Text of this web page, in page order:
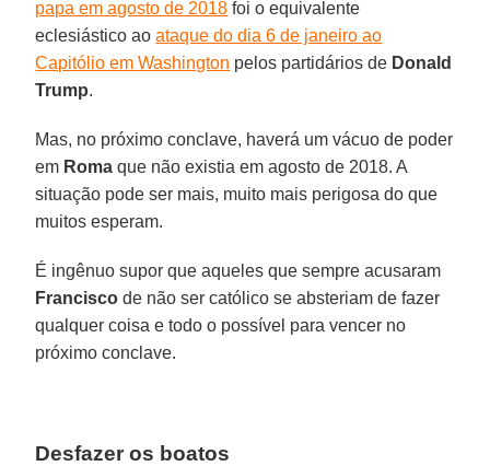
papa em agosto de 2018 foi o equivalente
eclesiástico aoataque do dia 6 de janeiro ao
Capitólio em Washington pelos partidários de Donald
Trump.
Mas, no próximo conclave, haverá um vácuo de poder
em Roma que não existia em agosto de 2018. A
situação pode ser mais, muito mais perigosa do que
muitos esperam.
É ingênuo supor que aqueles que sempre acusaram
Francisco de não ser católico se absteriam de fazer
qualquer coisa e todo o possível para vencer no
próximo conclave.
Desfazer os boatos